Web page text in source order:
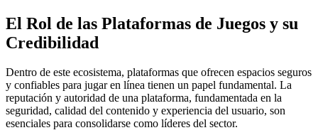
El Rol de las Plataformas de Juegos y su
Credibilidad
Dentro de este ecosistema, plataformas que ofrecen espacios seguros
y confiables para jugar en línea tienen un papel fundamental. La
reputación y autoridad de una plataforma, fundamentada en la
seguridad, calidad del contenido y experiencia del usuario, son
esenciales para consolidarse como líderes del sector.